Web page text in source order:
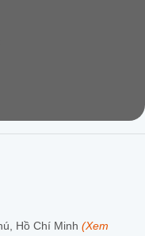
Hồ Chí Minh (Xem